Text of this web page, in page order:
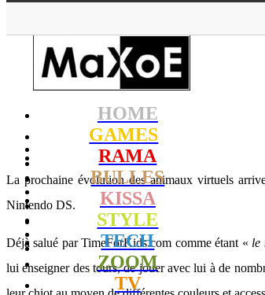
HOME
GAMES
RAMA
BULLES
KISSA
STYLE
TECH
ZOOM
TV
La prochaine évolution des animaux virtuels
Nintendo DS.
Déjà salué par TimeForKids.com comme étant « le
lui enseigner des tours, de jouer avec lui à de